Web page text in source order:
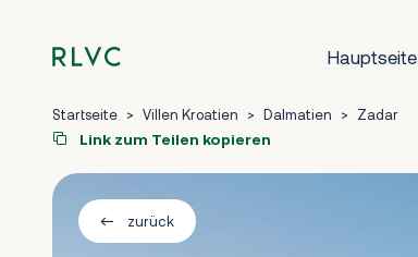
Hauptseite
Startseite > Villen Kroatien > Dalmatien > Zadar
Link zum Teilen kopieren
zurück